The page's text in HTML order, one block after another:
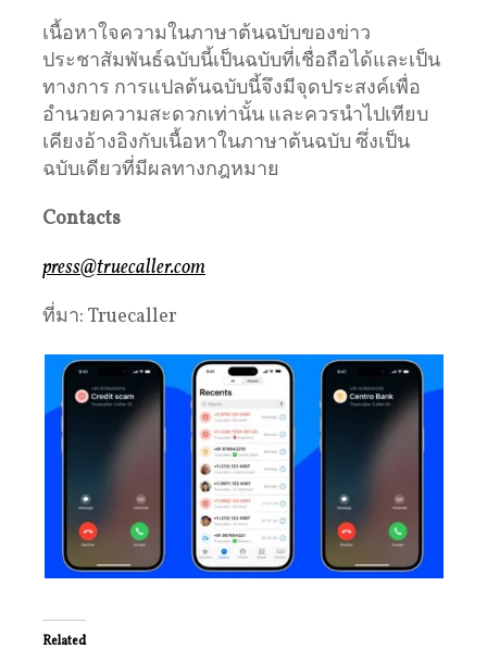
เนื้อหาใจความในภาษาต้นฉบับของข่าว
ประชาสัมพันธ์ฉบับนี้เป็นฉบับที่เชื่อถือได้และเป็น
ทางการ การแปลต้นฉบับนี้จึงมีจุดประสงค์เพื่อ
อำนวยความสะดวกเท่านั้น และควรนำไปเทียบ
เคียงอ้างอิงกับเนื้อหาในภาษาต้นฉบับ ซึ่งเป็น
ฉบับเดียวที่มีผลทางกฎหมาย
Contacts
press@truecaller.com
ที่มา: Truecaller
Related